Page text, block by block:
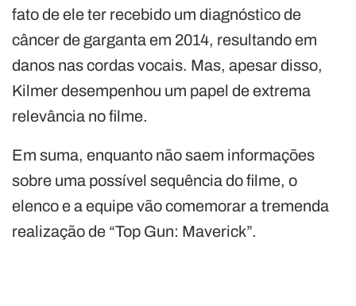
fato de ele ter recebido um diagnóstico de
câncer de garganta em 2014, resultando em
danos nas cordas vocais. Mas, apesar disso,
Kilmer desempenhou um papel de extrema
relevância no filme.
Em suma, enquanto não saem informações
sobre uma possível sequência do filme, o
elenco e a equipe vão comemorar a tremenda
realização de “Top Gun: Maverick”.